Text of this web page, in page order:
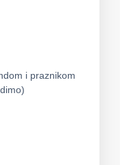
i praznikom